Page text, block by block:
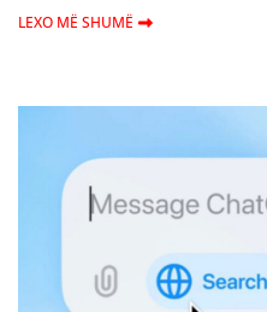
LEXO MË SHUMË